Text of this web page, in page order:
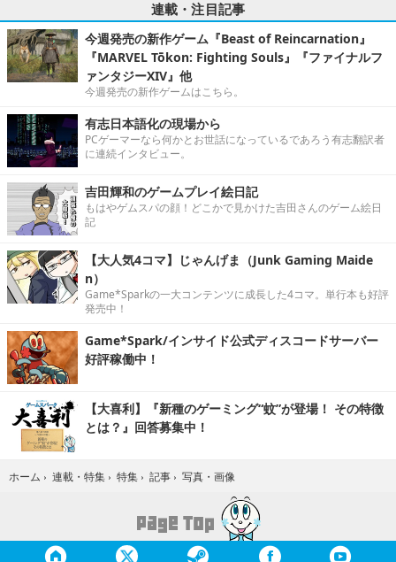
連載・注目記事
今週発売の新作ゲーム『Beast of Reincarnation』
『MARVEL Tōkon: Fighting Souls』『ファイナルフ
ァンタジーXIV』他
今週発売の新作ゲームはこちら。
有志日本語化の現場から
PCゲーマーなら何かとお世話になっているであろう有志翻訳者
に連続インタビュー。
吉田輝和のゲームプレイ絵日記
もはやゲムスパの顔！どこかで見かけた吉田さんのゲーム絵日
記
【大人気4コマ】じゃんげま（Junk Gaming Maide
n）
Game*Sparkの一大コンテンツに成長した4コマ。単行本も好評
発売中！
Game*Spark/インサイド公式ディスコードサーバー
好評稼働中！
【大喜利】『新種のゲーミング“蚊”が登場！ その特徴
とは？』回答募集中！
ホーム › 連載・特集 › 特集 › 記事 › 写真・画像